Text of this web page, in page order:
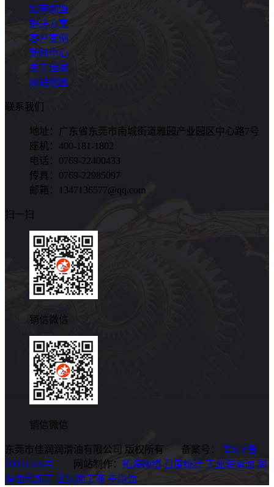
招商加盟
解决方案
客户案例
新闻中心
关于佳润
网站地图
联系我们
地址：广东省东莞市南城街道雅园产业园区中心路7号
座机：400-181-1802
电话：0769-22400433
传真：0769-22985097
邮箱：1347136577@qq.com
扫一扫
销信微信
销信微信
东莞市佳润润滑油有限公司 版权所有 备案号： 粤ICP备
20031326号 网站制作： 拓海网络 百度统计 工业润滑油 润
滑油代加工 金属加工液 车用油